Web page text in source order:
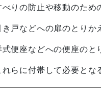
べりの防止や移動のため
き戸などへの扉のとりか
式便座などへの便座のと
れらに付帯して必要とな